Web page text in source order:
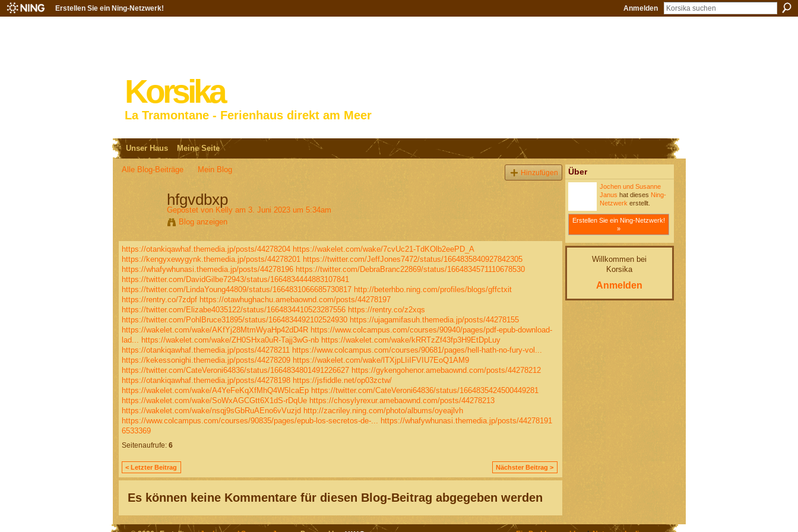
Erstellen Sie ein Ning-Netzwerk! Anmelden
Korsika
La Tramontane - Ferienhaus direkt am Meer
Unser Haus Meine Seite
Alle Blog-Beiträge Mein Blog Hinzufügen
hfgvdbxp
Gepostet von Kellyam 3. Juni 2023 um 5:34am
Blog anzeigen
https://otankiqawhaf.themedia.jp/posts/44278204 https://wakelet.com/wake/7cvUc21-TdKOlb2eePD_A
https://kengyxewygynk.themedia.jp/posts/44278201 https://twitter.com/JeffJones7472/status/1664835840927842305
https://whafywhunasi.themedia.jp/posts/44278196 https://twitter.com/DebraBranc22869/status/1664834571110678530
https://twitter.com/DavidGilbe72943/status/1664834444883107841
https://twitter.com/LindaYoung44809/status/1664831066685730817 http://beterhbo.ning.com/profiles/blogs/gffctxit
https://rentry.co/7zdpf https://otawhughachu.amebaownd.com/posts/44278197
https://twitter.com/Elizabe4035122/status/1664834410523287556 https://rentry.co/z2xqs
https://twitter.com/PohlBruce31895/status/1664834492102524930 https://ujagamifasuh.themedia.jp/posts/44278155
https://wakelet.com/wake/AKfYj28MtmWyaHp42dD4R https://www.colcampus.com/courses/90940/pages/pdf-epub-download-
lad...
https://wakelet.com/wake/ZH0SHxa0uR-Tajj3wG-nb https://wakelet.com/wake/kRRTzZf43fp3H9EtDpLuy
https://otankiqawhaf.themedia.jp/posts/44278211 https://www.colcampus.com/courses/90681/pages/hell-hath-no-fury-vol...
https://kekessonighi.themedia.jp/posts/44278209 https://wakelet.com/wake/lTXjpLIiIFVIU7EoQ1AM9
https://twitter.com/CateVeroni64836/status/1664834801491226627 https://gykengohenor.amebaownd.com/posts/44278212
https://otankiqawhaf.themedia.jp/posts/44278198 https://jsfiddle.net/op03zctw/
https://wakelet.com/wake/A4YeFeKqXfMhQ4W5IcaEp https://twitter.com/CateVeroni64836/status/1664835424500449281
https://wakelet.com/wake/SoWxAGCGtt6X1dS-rDqUe https://chosylyrexur.amebaownd.com/posts/44278213
https://wakelet.com/wake/nsqj9sGbRuAEno6vVuzjd http://zacriley.ning.com/photo/albums/oyeajlvh
https://www.colcampus.com/courses/90835/pages/epub-los-secretos-de-...
https://whafywhunasi.themedia.jp/posts/44278191
6533369
Seitenaufrufe: 6
< Letzter Beitrag Nächster Beitrag >
Es können keine Kommentare für diesen Blog-Beitrag abgegeben werden
Über
Jochen und Susanne
Janus hat dieses Ning-
Netzwerk erstellt.
Erstellen Sie ein Ning-Netzwerk!
»
Willkommen bei
Korsika
Anmelden